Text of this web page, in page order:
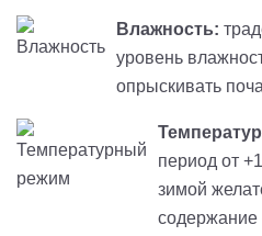
Влажность:
уровень
опрыскивать
период от
зимой
содержание